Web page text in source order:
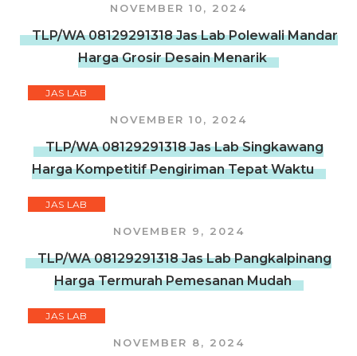
NOVEMBER 10, 2024
TLP/WA 08129291318 Jas Lab Polewali Mandar
Harga Grosir Desain Menarik
JAS LAB
NOVEMBER 10, 2024
TLP/WA 08129291318 Jas Lab Singkawang
Harga Kompetitif Pengiriman Tepat Waktu
JAS LAB
NOVEMBER 9, 2024
TLP/WA 08129291318 Jas Lab Pangkalpinang
Harga Termurah Pemesanan Mudah
JAS LAB
NOVEMBER 8, 2024